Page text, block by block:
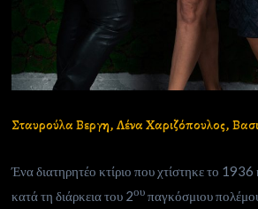
Σταυρούλα Βεργη, Λένα Χαριζόπουλος,
Ένα διατηρητέο κτίριο που χτίστηκε το
κατά τη διάρκεια του 2ου παγκόσμιου